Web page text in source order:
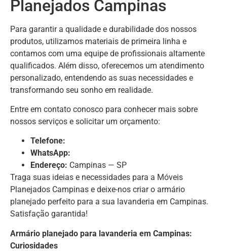
Planejados Campinas
Para garantir a qualidade e durabilidade dos nossos
produtos, utilizamos materiais de primeira linha e
contamos com uma equipe de profissionais altamente
qualificados. Além disso, oferecemos um atendimento
personalizado, entendendo as suas necessidades e
transformando seu sonho em realidade.
Entre em contato conosco para conhecer mais sobre
nossos serviços e solicitar um orçamento:
Telefone:
WhatsApp:
Endereço: Campinas — SP
Traga suas ideias e necessidades para a Móveis
Planejados Campinas e deixe-nos criar o armário
planejado perfeito para a sua lavanderia em Campinas.
Satisfação garantida!
Armário planejado para lavanderia em Campinas:
Curiosidades